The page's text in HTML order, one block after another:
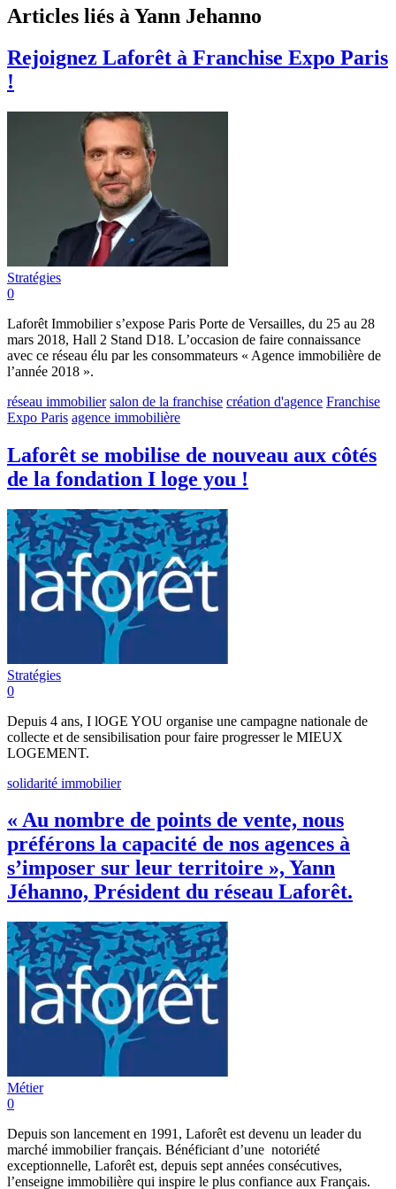
Articles liés à Yann Jehanno
Rejoignez Laforêt à Franchise Expo Paris
!
Stratégies
0
Laforêt Immobilier s’expose Paris Porte de Versailles, du 25 au 28
mars 2018, Hall 2 Stand D18. L’occasion de faire connaissance
avec ce réseau élu par les consommateurs « Agence immobilière de
l’année 2018 ».
réseau immobilier salon de la franchise création d'agence Franchise
Expo Paris agence immobilière
Laforêt se mobilise de nouveau aux côtés
de la fondation I loge you !
Stratégies
0
Depuis 4 ans, I lOGE YOU organise une campagne nationale de
collecte et de sensibilisation pour faire progresser le MIEUX
LOGEMENT.
solidarité immobilier
« Au nombre de points de vente, nous
préférons la capacité de nos agences à
s’imposer sur leur territoire », Yann
Jéhanno, Président du réseau Laforêt.
Métier
0
Depuis son lancement en 1991, Laforêt est devenu un leader du
marché immobilier français. Bénéficiant d’une notoriété
exceptionnelle, Laforêt est, depuis sept années consécutives,
l’enseigne immobilière qui inspire le plus confiance aux Français.